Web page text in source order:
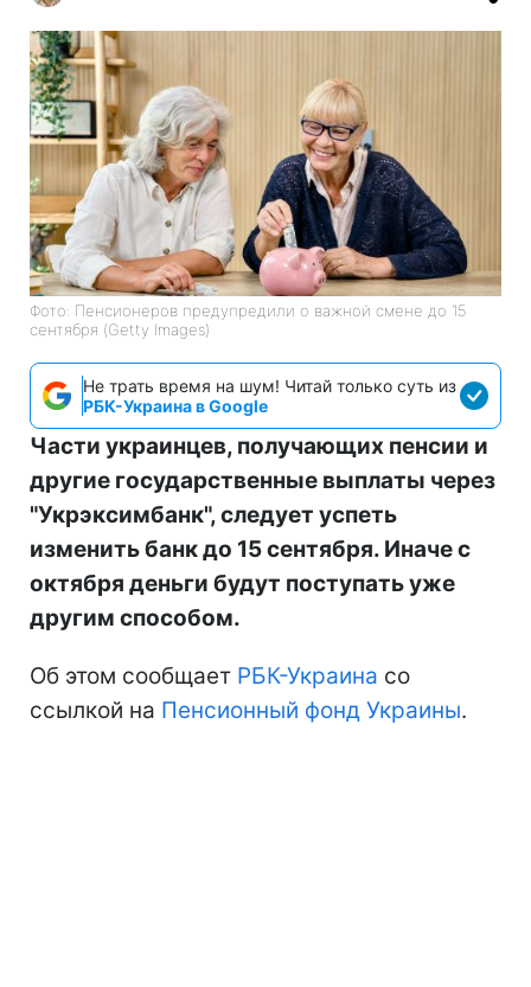
Фото: Пенсионеров предупредили о важной смене до 15
сентября (Getty Images)
Не трать время на шум! Читай только суть из
РБК-Украина в Google
Части украинцев, получающих пенсии и
другие государственные выплаты через
"Укрэксимбанк", следует успеть
изменить банк до 15 сентября. Иначе с
октября деньги будут поступать уже
другим способом.
Об этом сообщает РБК-Украина со
ссылкой на Пенсионный фонд Украины.